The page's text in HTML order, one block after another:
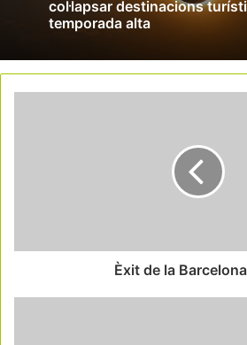
col·lapsar destinacions
temporada alta
Èxit de la